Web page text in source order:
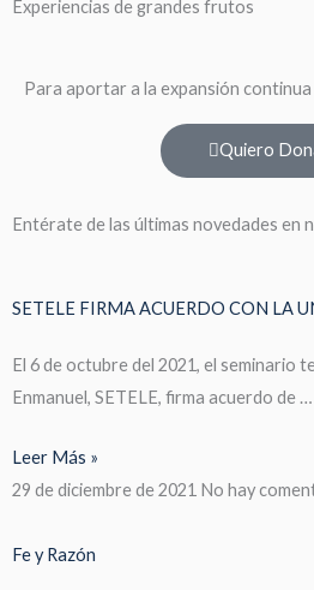
Experiencias de grandes frutos
Para aportar a la expansión continua
Quiero
Entérate de las últimas novedades en
SETELE FIRMA ACUERDO CON LA
El 6 de octubre del 2021, el seminario
Enmanuel, SETELE, firma acuerdo de …
Leer Más »
29 de diciembre de 2021 No hay
Fe y Razón